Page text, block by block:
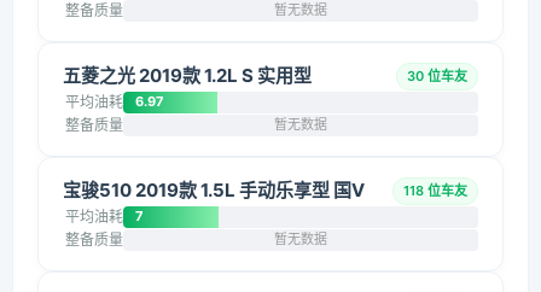
整备质量 暂无数据
五菱之光 2019款 1.2L S 实用型 30 位车友
平均油耗 6.97
整备质量 暂无数据
宝骏510 2019款 1.5L 手动乐享型 国V 118 位车友
平均油耗 7
整备质量 暂无数据